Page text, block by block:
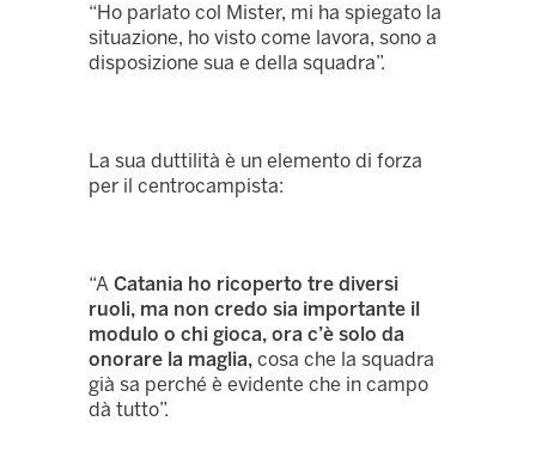
“Ho parlato col Mister, mi ha spiegato la
situazione, ho visto come lavora, sono a
disposizione sua e della squadra”.
La sua duttilità è un elemento di forza
per il centrocampista:
“A Catania ho ricoperto tre diversi
ruoli, ma non credo sia importante il
modulo o chi gioca, ora c’è solo da
onorare la maglia, cosa che la squadra
già sa perché è evidente che in campo
dà tutto”.